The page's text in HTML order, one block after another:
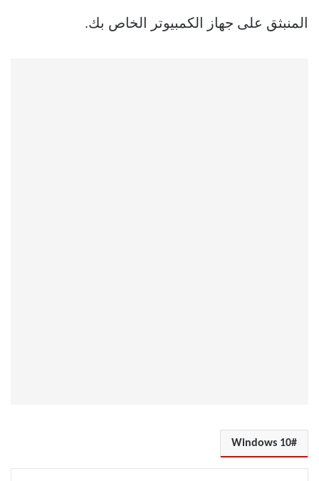
المنبثق على جهاز الكمبيوتر الخاص بك.
Windows 10